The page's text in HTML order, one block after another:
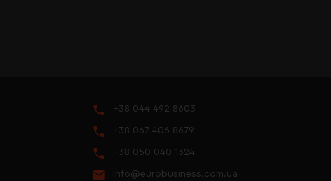
+38 044 492 8603
+38 067 406 8679
+38 050 040 1324
info@eurobusiness.com.ua